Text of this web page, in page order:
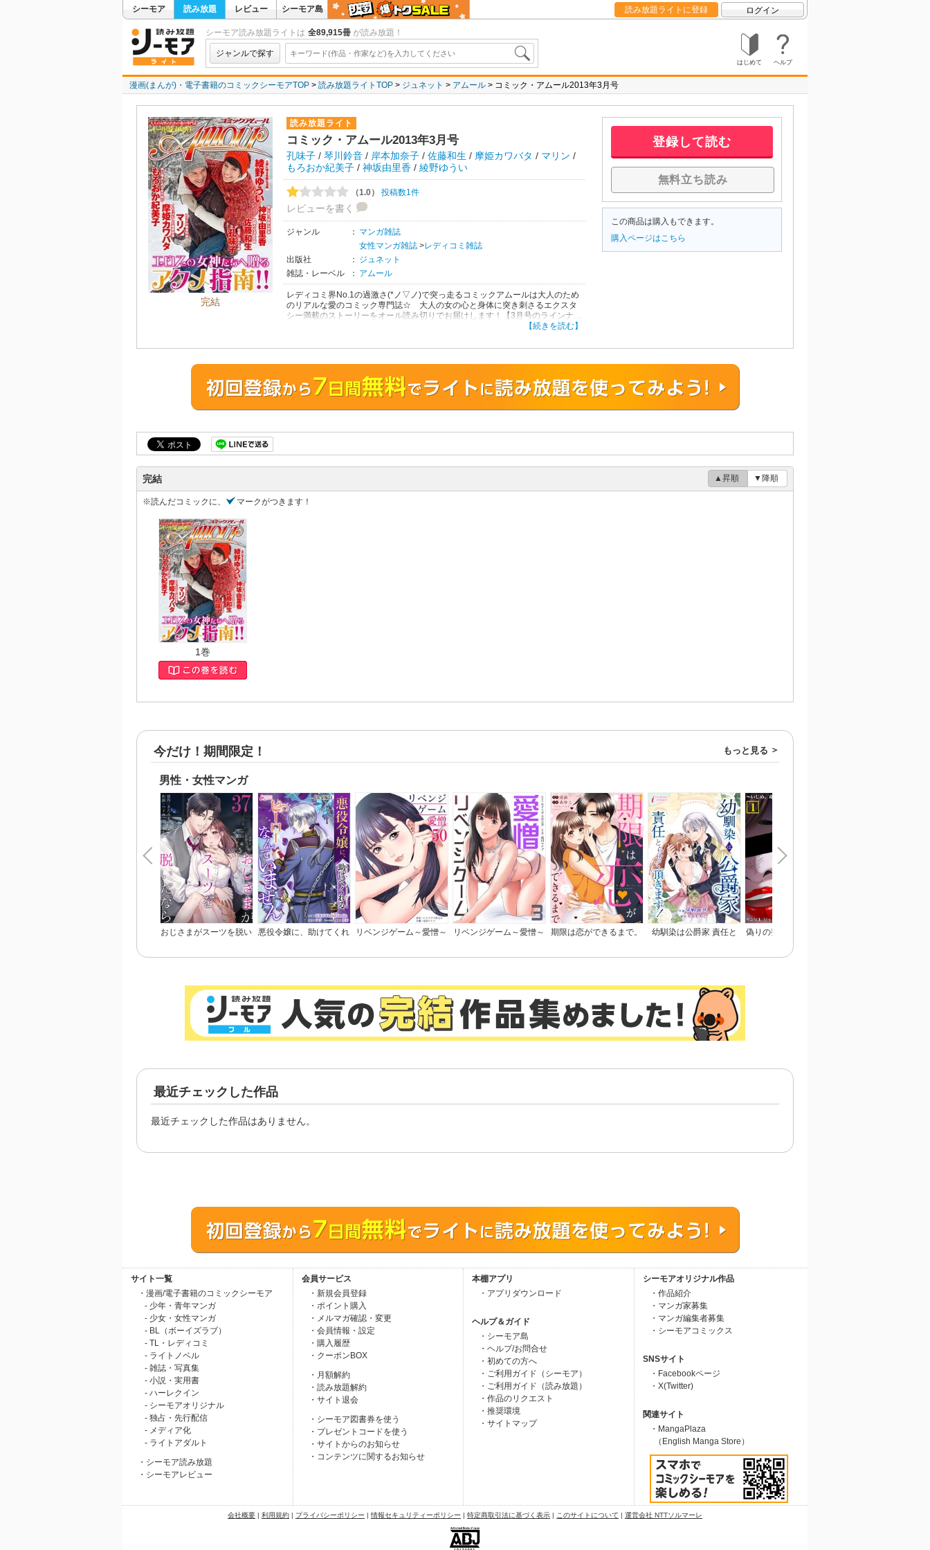
シーモア 読み放題 レビュー シーモア島 読み放題ライトに登録 ログイン
シーモア読み放題ライトは 全89,915冊 が読み放題！
ジャンルで探す
はじめて ヘルプ
漫画(まんが)・電子書籍のコミックシーモアTOP 読み放題ライトTOP ジュネット アムール コミック・アムール2013年3月号
完結
読み放題ライト
コミック・アムール2013年3月号
孔味子 / 琴川鈴音 / 岸本加奈子 / 佐藤和生 / 摩姫カワバタ / マリン /
もろおか紀美子 / 神坂由里香 / 綾野ゆうい
（1.0） 投稿数1件
レビューを書く
ジャンル ： マンガ雑誌
女性マンガ雑誌 >レディコミ雑誌
出版社
： ジュネット
雑誌・レーベル
： アムール
レディコミ界No.1の過激さ(*ノ▽ノ)で突っ走るコミックアムールは大人のため
のリアルな愛のコミック専門誌☆ 大人の女の心と身体に突き刺さるエクスタ
シー満載のストーリーをオール読み切りでお届けします！【3月号のラインナッ
プ】忘れられない魔性の女が男を再び締め付ける「狂愛の淫夢」（孔味子）／2
／キャバクラから風俗に堕ちてもあの男への恋心は揺るがない「ピュアネス・
シ」（佐藤
【続きを読む】
登録して読む
無料立ち読み
この商品は購入もできます。
購入ページはこちら
完結 ▲昇順 ▼降順
※読んだコミックに、 マークがつきます！
1巻
今だけ！期間限定！ もっと見る
男性・女性マンガ
おじさまがスーツを脱い
悪役令嬢に、助けてくれ
リベンジゲーム～愛憎～
リベンジゲーム～愛憎～
期限は恋ができるまで。
幼馴染は公爵家 責任と
偽りの整形ブス、愛され
め、毒親、マウント女に
最近チェックした作品
最近チェックした作品はありません。
サイト一覧
・漫画/電子書籍のコミックシーモア
- 少年・青年マンガ
- 少女・女性マンガ
- BL（ボーイズラブ）
- TL・レディコミ
- ライトノベル
- 雑誌・写真集
- 小説・実用書
- ハーレクイン
- シーモアオリジナル
- 独占・先行配信
- メディア化
- ライトアダルト
・シーモア読み放題
・シーモアレビュー
会員サービス
・新規会員登録
・ポイント購入
・メルマガ確認・変更
・会員情報・設定
・購入履歴
・クーポンBOX
・月額解約
・読み放題解約
・サイト退会
・シーモア図書券を使う
・プレゼントコードを使う
・サイトからのお知らせ
・コンテンツに関するお知らせ
本棚アプリ
・アプリダウンロード
ヘルプ＆ガイド
・シーモア島
・ヘルプ/お問合せ
・初めての方へ
・ご利用ガイド（シーモア）
・ご利用ガイド（読み放題）
・作品のリクエスト
・推奨環境
・サイトマップ
シーモアオリジナル作品
・作品紹介
・マンガ家募集
・マンガ編集者募集
・シーモアコミックス
SNSサイト
・Facebookページ
・X(Twitter)
関連サイト
・MangaPlaza
（English Manga Store）
会社概要 | 利用規約 | プライバシーポリシー | 情報セキュリティーポリシー | 特定商取引法に基づく表示 | このサイトについて | 運営会社 NTTソルマーレ